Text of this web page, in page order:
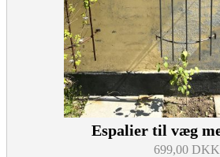
Espalier til væg
699,00 DKK